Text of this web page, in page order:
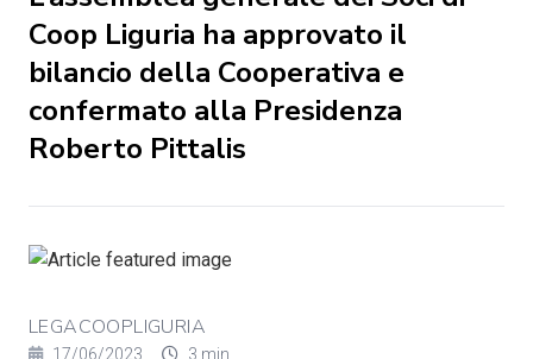
Coop Liguria ha approvato il
bilancio della Cooperativa e
confermato alla Presidenza
Roberto Pittalis
LEGACOOPLIGURIA
17/06/2023 3 min